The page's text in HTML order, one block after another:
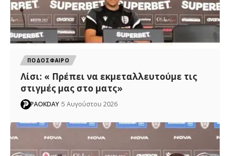
ΠΟΔΟΣΦΑΙΡΟ
Λίσι: « Πρέπει να εκμεταλλευτούμε τις
στιγμές μας στο ματς»
PAOKDAY 5 Αυγούστου 2026